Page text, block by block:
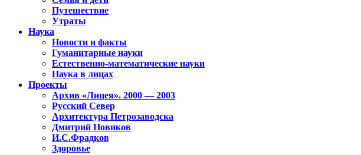
Путешествие
Утраты
Наука
Новости и факты
Гуманитарные науки
Естественно-математические науки
Наука в лицах
Проекты
Архив «Лицея». 2000 — 2003
Русский Север
Архитектура Петрозаводска
Дмитрий Новиков
И.С.Фрадков
Здоровье